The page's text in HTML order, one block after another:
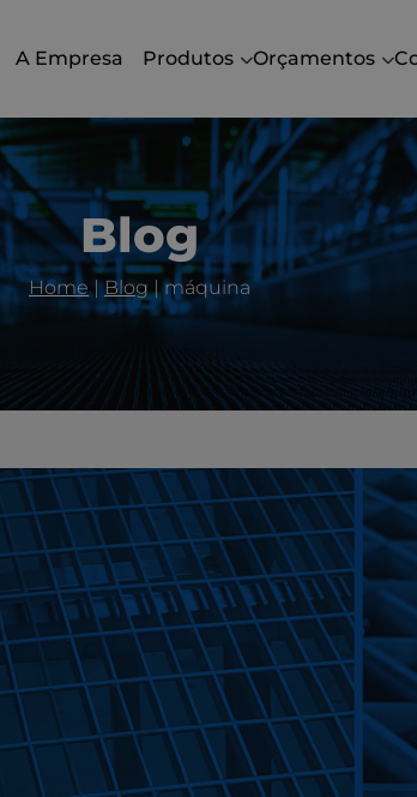
A Empresa Produtos Orçamentos
Blog
Home|Blog|máquina